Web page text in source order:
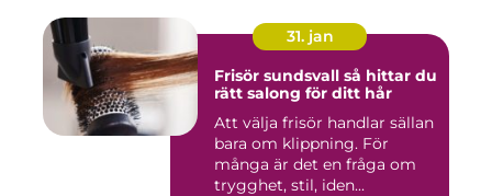
31. jan
Frisör sundsvall så hittar du
rätt salong för ditt hår
Att välja frisör handlar sällan
bara om klippning. För
många är det en fråga om
trygghet, stil, iden...